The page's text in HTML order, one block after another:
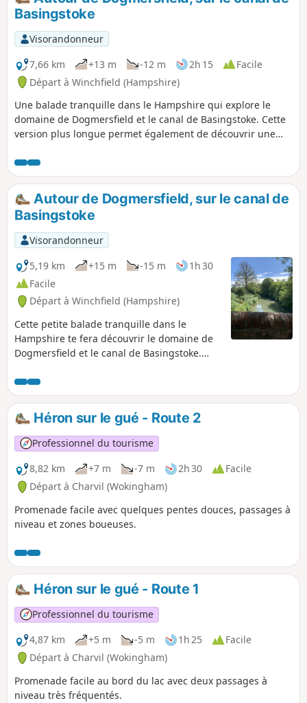
Basingstoke
Visorandonneur
7,66 km
+13 m -12 m 2h 15
Facile
Départ à Winchfield (Hampshire)
Une balade tranquille dans le Hampshire qui explore le
domaine de Dogmersfield et le canal de Basingstoke. Cette
version plus longue permet également de découvrir une
Autour de Dogmersfield, sur le canal de
Basingstoke
Visorandonneur
5,19 km
+15 m -15 m
1h 30
Facile
Départ à Winchfield (Hampshire)
Cette petite balade tranquille dans le
Hampshire te fera découvrir le domaine de
Dogmersfield et le canal de Basingstoke.
du dimanche.
Héron sur le gué - Route 2
Professionnel du tourisme
8,82 km
+7 m -7 m 2h 30
Facile
Départ à Charvil (Wokingham)
Promenade facile avec quelques pentes douces, passages à
niveau et zones boueuses.
Héron sur le gué - Route 1
Professionnel du tourisme
4,87 km
+5 m -5 m 1h 25
Facile
Départ à Charvil (Wokingham)
Promenade facile au bord du lac avec deux passages à
niveau très fréquentés.